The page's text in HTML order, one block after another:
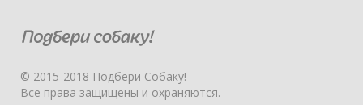
© 2015-2018 Подбери Собаку!
Все права защищены и охраняются.